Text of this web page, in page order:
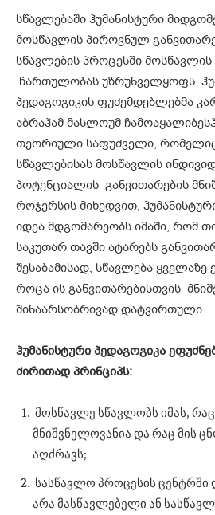
სწავლებაში ჰუმანისტური
მოსწავლის პიროვნულ
სწავლების პროცესში
ჩართულობას უზრუნველყოფს.
პედაგოგიკის ფუძემდებლებმა
აბრაჰამ მასლოუმ
თეორიული საფუძველი, რომელიც
სწავლებისას მოსწავლის
პოტენციალის განვითარების
როჯერსის მიხედვით,
იდეა მდგომარეობს იმაში, რომ
საკუთარ თავში ატარებს
შესაბამისად, სწავლება ყველაზე
როცა ის განვითარებისთვის
შინაარსობრივად დატვირთული.
ჰუმანისტური პედაგოგიკა
ძირითად პრინციპს:
მოსწავლე სწავლობს იმას,
მნიშვნელოვანია და რაც მის
აღძრავს;
სასწავლო პროცესის ცენტრში
არა მასწავლებელი ან